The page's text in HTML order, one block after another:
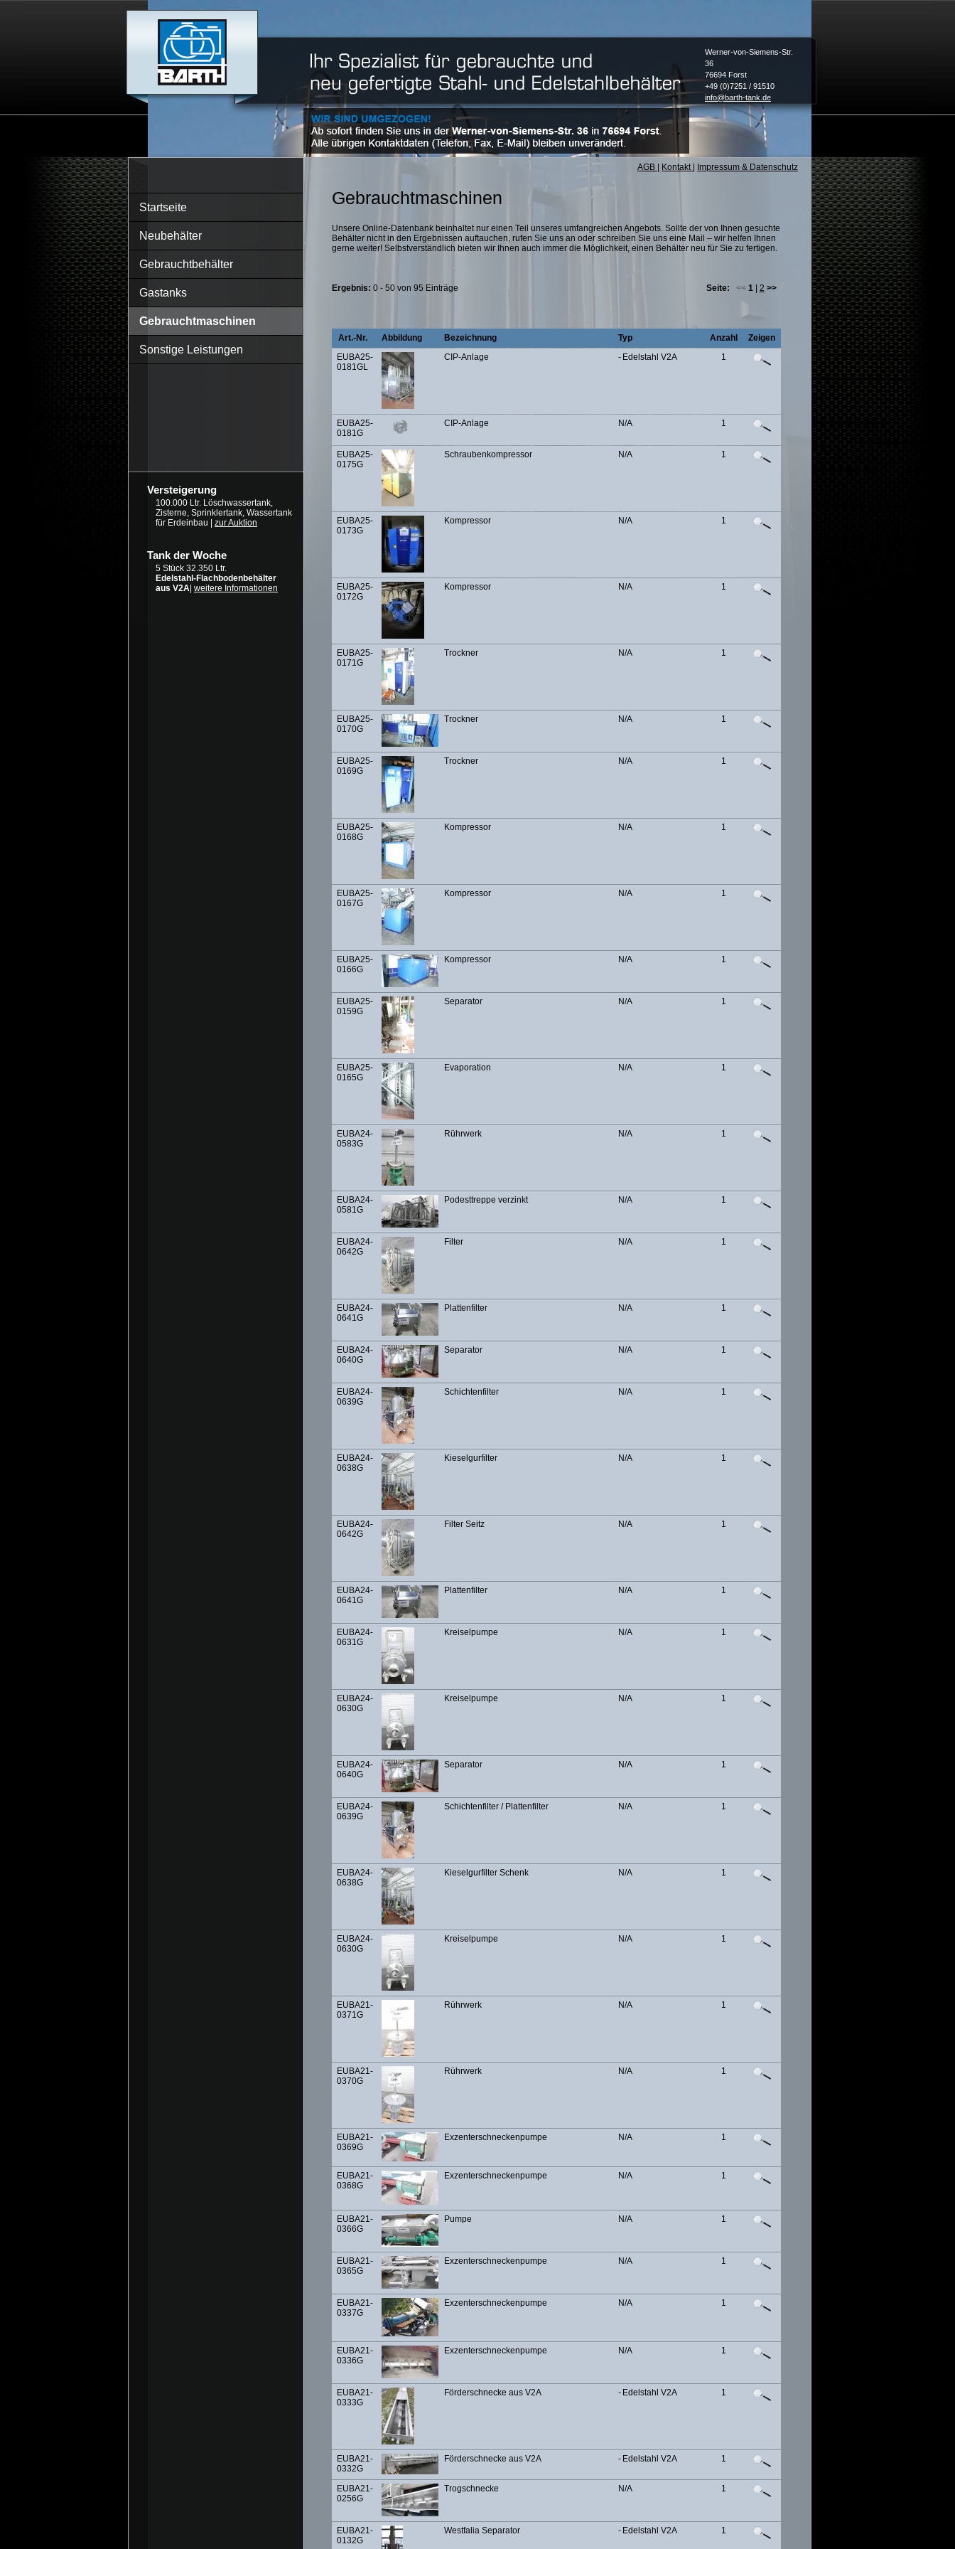
Werner-von-Siemens-Str.
36
76694 Forst
+49 (0)7251 / 91510
info@barth-tank.de
AGB Kontakt Impressum & Datenschutz
Startseite
Neubehälter
Gebrauchtbehälter
Gastanks
Gebrauchtmaschinen
Sonstige Leistungen
Versteigerung
100.000 Ltr. Löschwassertank,
Zisterne, Sprinklertank, Wassertank
für Erdeinbau | zur Auktion
Tank der Woche
5 Stück 32.350 Ltr.
Edelstahl-Flachbodenbehälter
aus V2A weitere Informationen
Gebrauchtmaschinen
Unsere Online-Datenbank beinhaltet nur einen Teil unseres umfangreichen Angebots. Sollte der von Ihnen gesuchte
Behälter nicht in den Ergebnissen auftauchen, rufen Sie uns an oder schreiben Sie uns eine Mail – wir helfen Ihnen
gerne weiter! Selbstverständlich bieten wir Ihnen auch immer die Möglichkeit, einen Behälter neu für Sie zu fertigen.
Ergebnis: 0 - 50 von 95 Einträge Seite: << 1 | 2 >>
Art.-Nr. Abbildung Bezeichnung Typ Anzahl
Zeigen
EUBA25-
0181GL
CIP-Anlage - Edelstahl V2A 1
EUBA25-
0181G
CIP-Anlage N/A 1
EUBA25-
0175G
Schraubenkompressor N/A 1
EUBA25-
0173G
Kompressor N/A 1
EUBA25-
0172G
Kompressor N/A 1
EUBA25-
0171G
Trockner N/A 1
EUBA25-
0170G
Trockner N/A 1
EUBA25-
0169G
Trockner N/A 1
EUBA25-
0168G
Kompressor N/A 1
EUBA25-
0167G
Kompressor N/A 1
EUBA25-
0166G
Kompressor N/A 1
EUBA25-
0159G
Separator N/A 1
EUBA25-
0165G
Evaporation N/A 1
EUBA24-
0583G
Rührwerk N/A 1
EUBA24-
0581G
Podesttreppe verzinkt N/A 1
EUBA24-
0642G
Filter N/A 1
EUBA24-
0641G
Plattenfilter N/A 1
EUBA24-
0640G
Separator N/A 1
EUBA24-
0639G
Schichtenfilter N/A 1
EUBA24-
0638G
Kieselgurfilter N/A 1
EUBA24-
0642G
Filter Seitz N/A 1
EUBA24-
0641G
Plattenfilter N/A 1
EUBA24-
0631G
Kreiselpumpe N/A 1
EUBA24-
0630G
Kreiselpumpe N/A 1
EUBA24-
0640G
Separator N/A 1
EUBA24-
0639G
Schichtenfilter / Plattenfilter N/A 1
EUBA24-
0638G
Kieselgurfilter Schenk N/A 1
EUBA24-
0630G
Kreiselpumpe N/A 1
EUBA21-
0371G
Rührwerk N/A 1
EUBA21-
0370G
Rührwerk N/A 1
EUBA21-
0369G
Exzenterschneckenpumpe N/A 1
EUBA21-
0368G
Exzenterschneckenpumpe N/A 1
EUBA21-
0366G
Pumpe N/A 1
EUBA21-
0365G
Exzenterschneckenpumpe N/A 1
EUBA21-
0337G
Exzenterschneckenpumpe N/A 1
EUBA21-
0336G
Exzenterschneckenpumpe N/A 1
EUBA21-
0333G
Förderschnecke aus V2A - Edelstahl V2A 1
EUBA21-
0332G
Förderschnecke aus V2A - Edelstahl V2A 1
EUBA21-
0256G
Trogschnecke N/A 1
EUBA21-
0132G
Westfalia Separator - Edelstahl V2A 1